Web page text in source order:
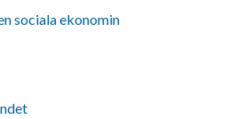
sociala ekonomin